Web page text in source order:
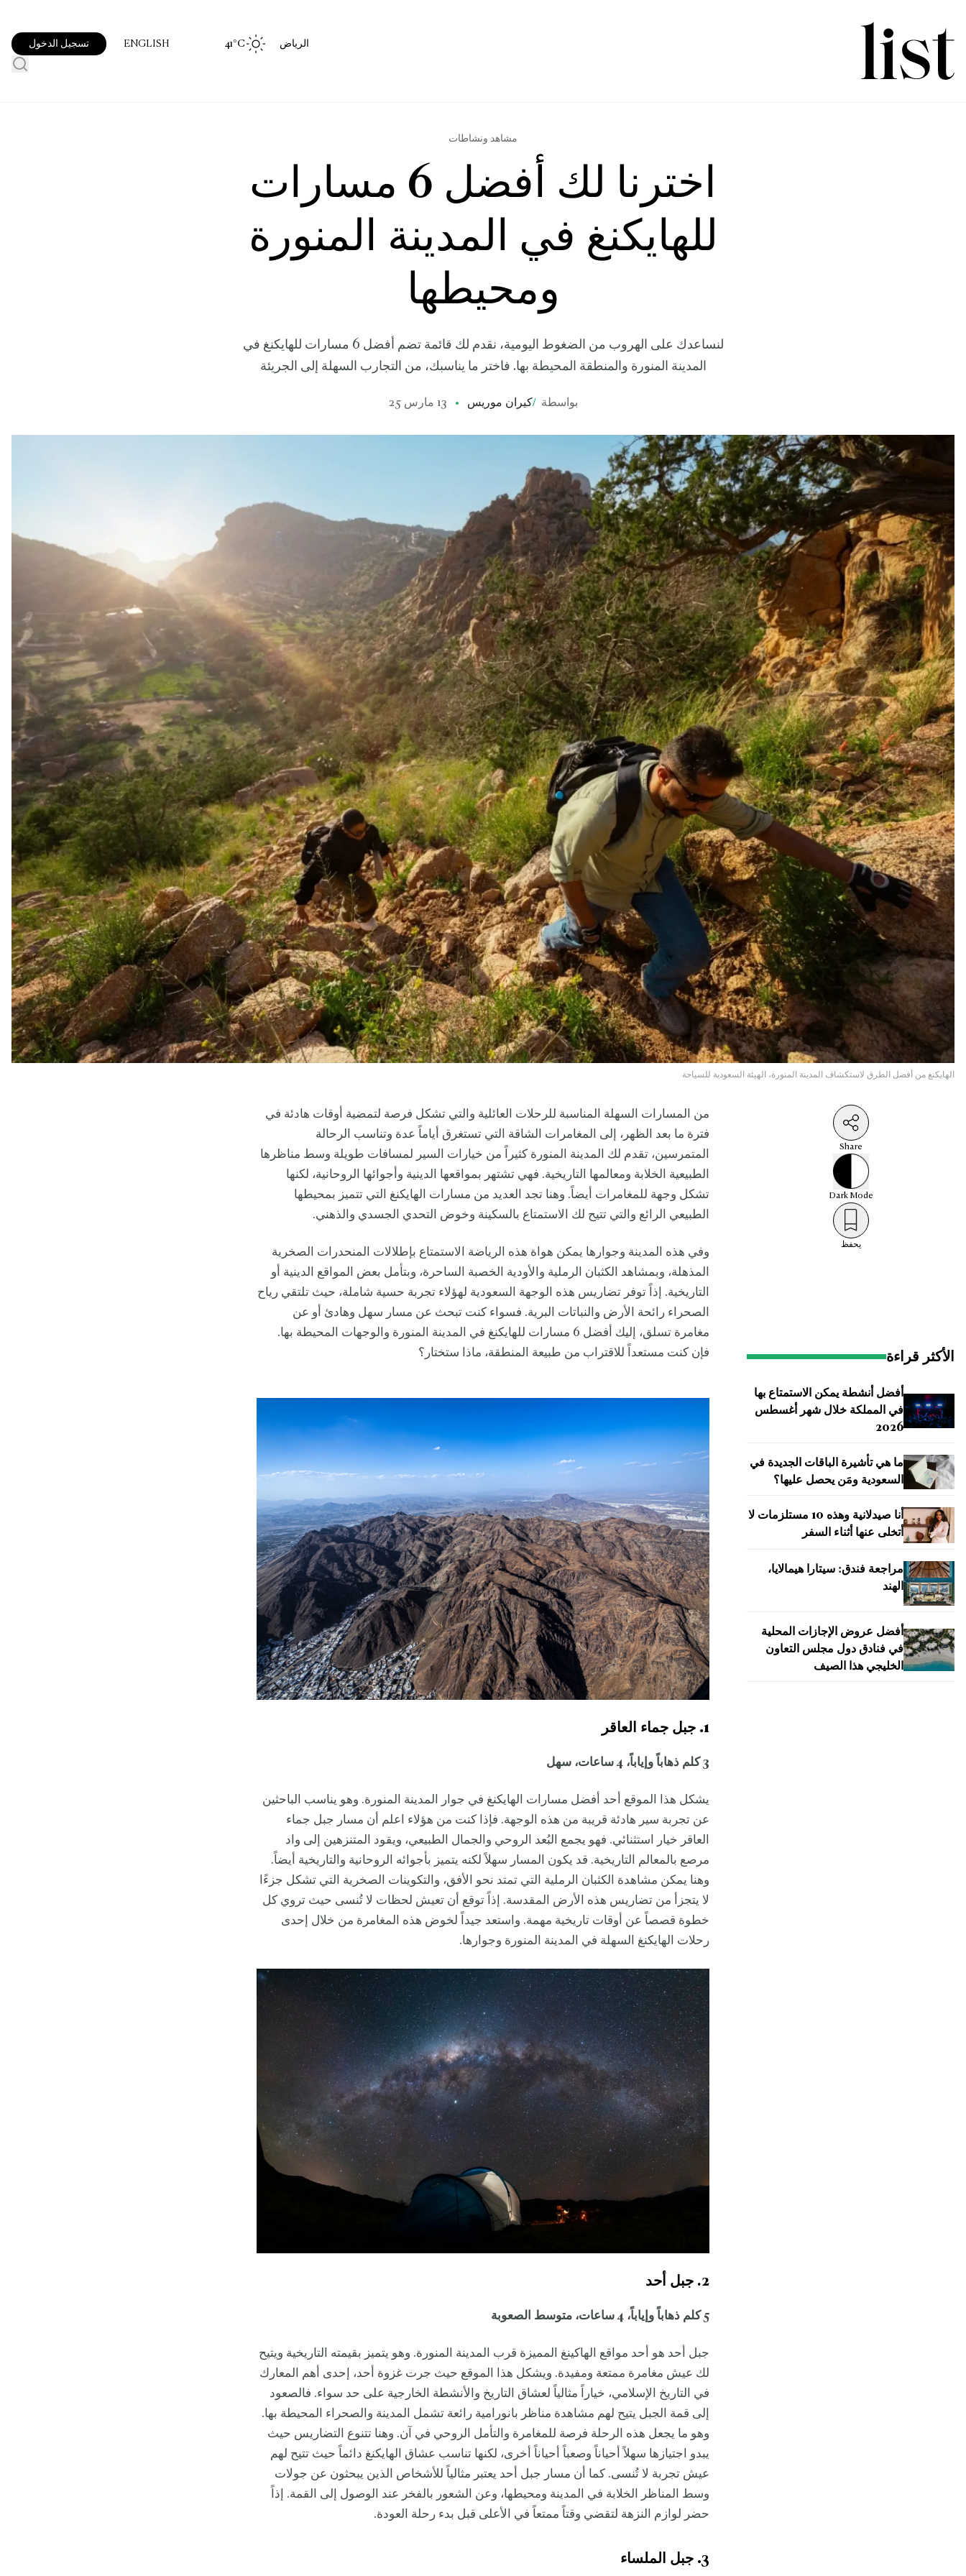
الرياض 41 °C
ENGLISH تسجيل الدخول
مشاهد ونشاطات
اخترنا لك أفضل 6 مسارات
للهايكنغ في المدينة المنورة
ومحيطها
لنساعدك على الهروب من الضغوط اليومية، نقدم لك قائمة تضم أفضل 6 مسارات للهايكنغ في
المدينة المنورة والمنطقة المحيطة بها. فاختر ما يناسبك، من التجارب السهلة إلى الجريئة
بواسطة /كيران موريس 13 مارس 25
الهايكنغ من أفضل الطرق لاستكشاف المدينة المنورة، الهيئة السعودية للسياحة
Share
DarkMode
يحفظ
الأكثر قراءة
أفضل أنشطة يمكن الاستمتاع بها
في المملكة خلال شهر أغسطس
2026
ما هي تأشيرة الباقات الجديدة في
السعودية ومَن يحصل عليها؟
أنا صيدلانية وهذه 10 مستلزمات لا
أتخلى عنها أثناء السفر
مراجعة فندق: سيتارا هيمالايا،
الهند
أفضل عروض الإجازات المحلية
في فنادق دول مجلس التعاون
الخليجي هذا الصيف
من المسارات السهلة المناسبة للرحلات العائلية والتي تشكل فرصة لتمضية أوقات هادئة في
فترة ما بعد الظهر، إلى المغامرات الشاقة التي تستغرق أياماً عدة وتناسب الرحالة
المتمرسين، تقدم لك المدينة المنورة كثيراً من خيارات السير لمسافات طويلة وسط مناظرها
الطبيعية الخلابة ومعالمها التاريخية. فهي تشتهر بمواقعها الدينية وأجوائها الروحانية، لكنها
تشكل وجهة للمغامرات أيضاً. وهنا تجد العديد من مسارات الهايكنغ التي تتميز بمحيطها
الطبيعي الرائع والتي تتيح لك الاستمتاع بالسكينة وخوض التحدي الجسدي والذهني.
وفي هذه المدينة وجوارها يمكن هواة هذه الرياضة الاستمتاع بإطلالات المنحدرات الصخرية
المذهلة، وبمشاهد الكثبان الرملية والأودية الخصبة الساحرة، وبتأمل بعض المواقع الدينية أو
التاريخية. إذاً توفر تضاريس هذه الوجهة السعودية لهؤلاء تجربة حسية شاملة، حيث تلتقي رياح
الصحراء رائحة الأرض والنباتات البرية. فسواء كنت تبحث عن مسار سهل وهادئ أو عن
مغامرة تسلق، إليك أفضل 6 مسارات للهايكنغ في المدينة المنورة والوجهات المحيطة بها.
فإن كنت مستعداً للاقتراب من طبيعة المنطقة، ماذا ستختار؟
1. جبل جماء العاقر
3 كلم ذهاباً وإياباً، 4 ساعات، سهل
يشكل هذا الموقع أحد أفضل مسارات الهايكنغ في جوار المدينة المنورة. وهو يناسب الباحثين
عن تجربة سير هادئة قريبة من هذه الوجهة. فإذا كنت من هؤلاء اعلم أن مسار جبل جماء
العاقر خيار استثنائي. فهو يجمع البُعد الروحي والجمال الطبيعي، ويقود المتنزهين إلى واد
مرصع بالمعالم التاريخية. قد يكون المسار سهلاً لكنه يتميز بأجوائه الروحانية والتاريخية أيضاً.
وهنا يمكن مشاهدة الكثبان الرملية التي تمتد نحو الأفق، والتكوينات الصخرية التي تشكل جزءًا
لا يتجزأ من تضاريس هذه الأرض المقدسة. إذاً توقع أن تعيش لحظات لا تُنسى حيث تروي كل
خطوة قصصاً عن أوقات تاريخية مهمة. واستعد جيداً لخوض هذه المغامرة من خلال إحدى
رحلات الهايكنغ السهلة في المدينة المنورة وجوارها.
2. جبل أحد
5 كلم ذهاباً وإياباً، 4 ساعات، متوسط الصعوبة
جبل أحد هو أحد مواقع الهاكينغ المميزة قرب المدينة المنورة. وهو يتميز بقيمته التاريخية ويتيح
لك عيش مغامرة ممتعة ومفيدة. ويشكل هذا الموقع حيث جرت غزوة أحد، إحدى أهم المعارك
في التاريخ الإسلامي، خياراً مثالياً لعشاق التاريخ والأنشطة الخارجية على حد سواء. فالصعود
إلى قمة الجبل يتيح لهم مشاهدة مناظر بانورامية رائعة تشمل المدينة والصحراء المحيطة بها.
وهو ما يجعل هذه الرحلة فرصة للمغامرة والتأمل الروحي في آن. وهنا تتنوع التضاريس حيث
يبدو اجتيازها سهلاً أحياناً وصعباً أحياناً أخرى، لكنها تناسب عشاق الهايكنغ دائماً حيث تتيح لهم
عيش تجربة لا تُنسى. كما أن مسار جبل أحد يعتبر مثالياً للأشخاص الذين يبحثون عن جولات
وسط المناظر الخلابة في المدينة ومحيطها، وعن الشعور بالفخر عند الوصول إلى القمة. إذاً
حضر لوازم النزهة لتقضي وقتاً ممتعاً في الأعلى قبل بدء رحلة العودة.
3. جبل الملساء